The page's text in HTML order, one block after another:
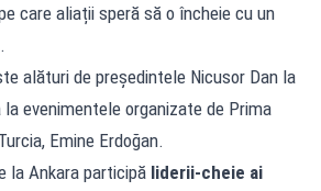
care aliații speră să o încheie cu un
alături de președintele Nicusor Dan la
evenimentele organizate de Prima
Emine Erdoğan.
la Ankara participă liderii-cheie ai